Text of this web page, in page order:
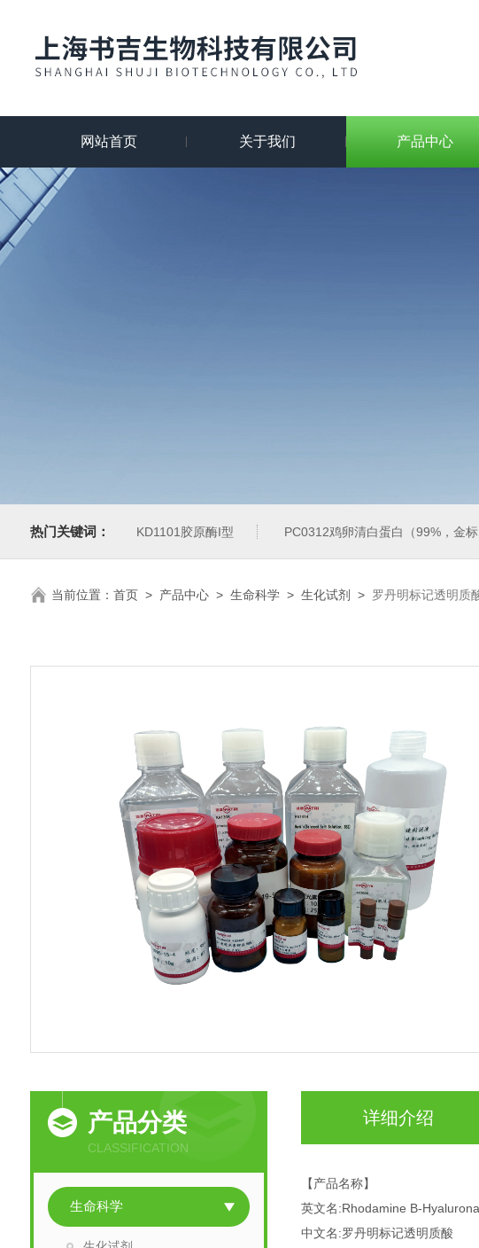
网站首页 关于我们 产品中心
热门关键词： KD1101胶原酶I型 PC0312鸡卵清白蛋白（99%，金标
当前位置： 首页> 产品中心> 生命科学> 生化试剂 > 罗丹明标记透明质
产品分类
CLASSIFICATION
生命科学
详细介绍
【产品名称】
英文名:Rhodamine B-
中文名:罗丹明标记透明质酸